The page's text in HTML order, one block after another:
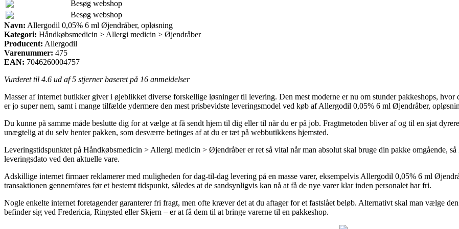
Besøg webshop
Besøg webshop
Navn: Allergodil 0,05% 6 ml Øjendråber, opløsning
Kategori: Håndkøbsmedicin > Allergi medicin > Øjendråber
Producent: Allergodil
Varenummer: 475
EAN: 7046260004757
Vurderet til 4.6 ud af 5 stjerner baseret på 16 anmeldelser
Masser af internet butikker giver i øjeblikket diverse forskellige løsninger til levering. Den mest moderne er nu om stunder pakkeshops,
er jo super nem, samt i mange tilfælde ydermere den mest prisbevidste leveringsmodel ved køb af Allergodil 0,05% 6 ml Øjendråber,
Du kunne på samme måde beslutte dig for at vælge at få sendt hjem til dig eller til når du er på job. Fragtmetoden bliver af og til en sjat
unægtelig at du selv henter pakken, som desværre betinges af at du er tæt på webbutikkens hjemsted.
Leveringstidspunktet på Håndkøbsmedicin > Allergi medicin > Øjendråber er ret så vital når man absolut skal bruge din pakke omgående,
leveringsdato ved den aktuelle vare.
Adskillige internet firmaer reklamerer med muligheden for dag-til-dag levering på en masse varer, eksempelvis Allergodil 0,05% 6 ml
transaktionen gennemføres før et bestemt tidspunkt, således at de sandsynligvis kan nå at få de nye varer klar inden personalet har fri.
Nogle enkelte internet foretagender garanterer fri fragt, men ofte kræver det at du aftager for et fastslået beløb. Alternativt skal man vælge
befinder sig ved Fredericia, Ringsted eller Skjern – er at få dem til at bringe varerne til en pakkeshop.